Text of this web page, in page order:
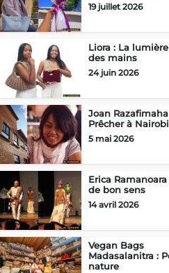
19 juillet 2026
Liora : La
des mains
24 juin 2026
Joan
Prêcher à Nairobi
5 mai 2026
Erica
de bon sens
14 avril 2026
Vegan Bags
Madasalanitra :
nature